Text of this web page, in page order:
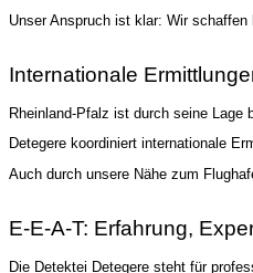
Unser Anspruch ist klar: Wir schaffen
Internationale
Rheinland-Pfalz ist durch seine Lage
Detegere koordiniert internationale
Auch durch unsere Nähe zum
E-E-A-T: Erfahrung,
Die Detektei Detegere steht für